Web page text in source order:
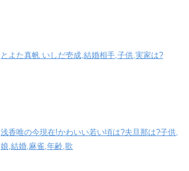
とよた真帆 いしだ壱成,結婚相手,子供,実家は?
浅香唯の今現在!かわいい若い頃は?夫旦那は?子供,
娘,結婚,麻雀,年齢,歌